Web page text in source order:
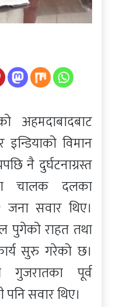
अहमदाबादबाट
विमान
नै दुर्घटनाग्रस्त
चालक दलका
सवार थिए।
पुगेको राहत तथा
सुरु गरेको छ।
गुजरातका पूर्व
सवार थिए।